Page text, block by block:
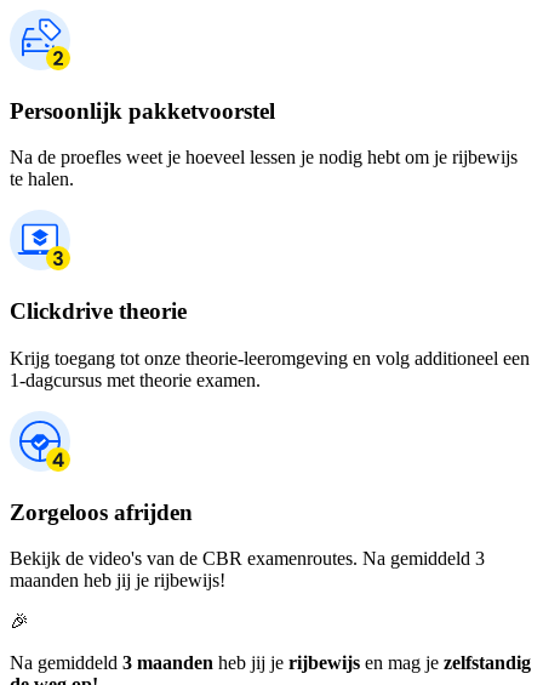
Persoonlijk pakketvoorstel
Na de proefles weet je hoeveel lessen je nodig hebt om je rijbewijs
te halen.
Clickdrive theorie
Krijg toegang tot onze theorie-leeromgeving en volg additioneel een
1-dagcursus met theorie examen.
Zorgeloos afrijden
Bekijk de video's van de CBR examenroutes. Na gemiddeld 3
maanden heb jij je rijbewijs!
🎉
Na gemiddeld 3 maanden heb jij je rijbewijs en mag je zelfstandig